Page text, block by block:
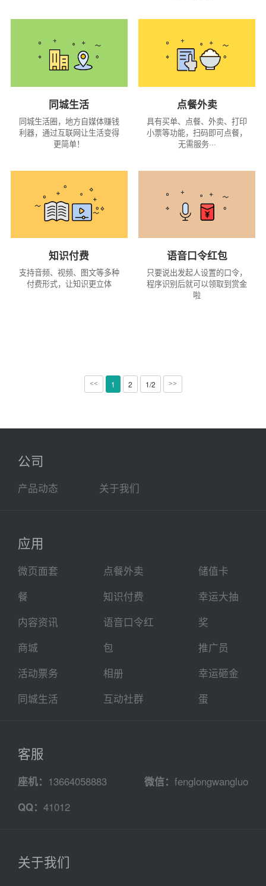
同城生活
同城生活圈，地方自媒体赚钱
利器，通过互联网让生活变得
更简单！
点餐外卖
具有买单、点餐、外卖、打印
小票等功能，扫码即可点餐，
无需服务···
知识付费
支持音频、视频、图文等多种
付费形式，让知识更立体
语音口令红包
只要说出发起人设置的口令，
程序识别后就可以领取到赏金
啦
<< 1 2 1/2 >>
公司
产品动态 关于我们
应用
微页面套
餐
内容资讯
商城
活动票务
同城生活
点餐外卖
知识付费
语音口令红
包
相册
互动社群
储值卡
幸运大抽
奖
推广员
幸运砸金
蛋
客服
座机： 13664058883 微信：fenglongwangluo
QQ： 41012
关于我们